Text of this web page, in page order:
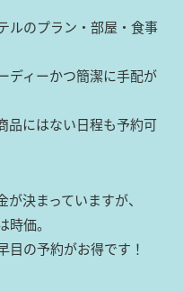
ルのプラン・部屋・食事
ディーかつ簡潔に手配が
品にはない日程も予約可
決まっていますが、
時価。
目の予約がお得です！